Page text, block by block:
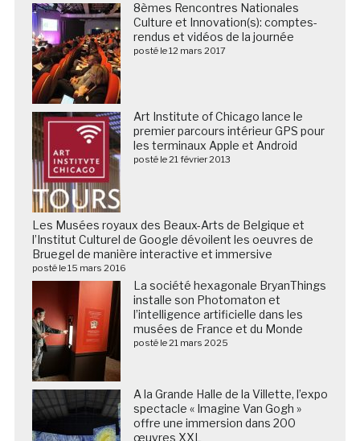
8èmes Rencontres Nationales
Culture et Innovation(s): comptes-
rendus et vidéos de la journée
posté le 12 mars 2017
Art Institute of Chicago lance le
premier parcours intérieur GPS pour
les terminaux Apple et Android
posté le 21 février 2013
Les Musées royaux des Beaux-Arts de Belgique et
l’Institut Culturel de Google dévoilent les oeuvres de
Bruegel de manière interactive et immersive
posté le 15 mars 2016
La société hexagonale BryanThings
installe son Photomaton et
l’intelligence artificielle dans les
musées de France et du Monde
posté le 21 mars 2025
A la Grande Halle de la Villette, l’expo
spectacle « Imagine Van Gogh »
offre une immersion dans 200
œuvres XXL